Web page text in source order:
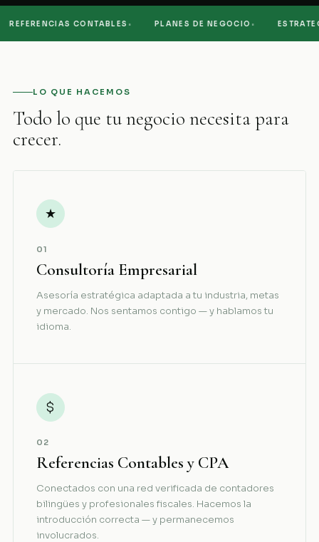
CONTABLES· PLANES DE NEGOCIO·
LO QUE HACEMOS
Todo lo que tu negocio necesita para
crecer.
★
01
Consultoría Empresarial
Asesoría estratégica adaptada a tu industria, metas
y mercado. Nos sentamos contigo — y hablamos tu
idioma.
$
02
Referencias Contables y CPA
Conectados con una red verificada de contadores
bilingües y profesionales fiscales. Hacemos la
introducción correcta — y permanecemos
involucrados.